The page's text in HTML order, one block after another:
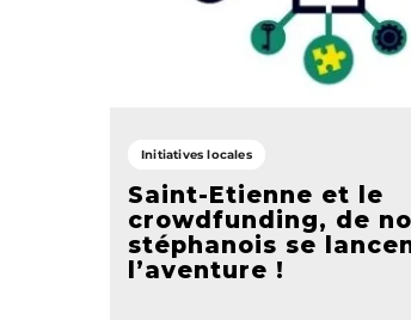
Initiatives locales
Saint-Etienne et le
crowdfunding, de
stéphanois se
l’aventure !